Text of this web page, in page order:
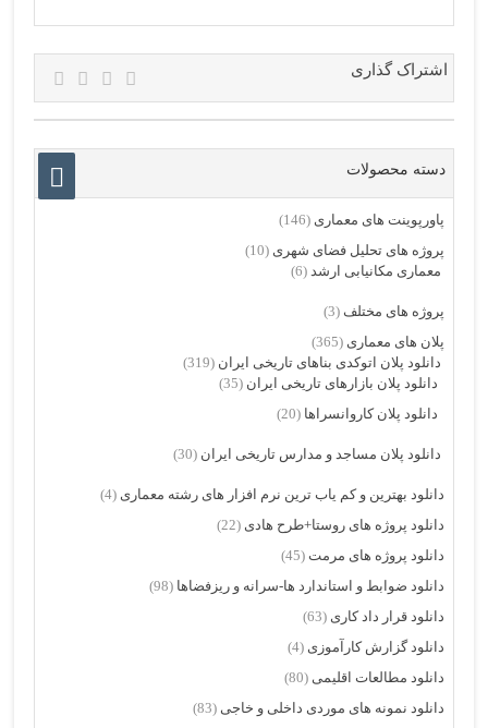
اشتراک گذاری
دسته محصولات
پاورپوینت های معماری (146)
پروژه های تحلیل فضای شهری (10)
معماری مکانیابی ارشد (6)
پروژه های مختلف (3)
پلان های معماری (365)
دانلود پلان اتوکدی بناهای تاریخی ایران (319)
دانلود پلان بازارهای تاریخی ایران (35)
دانلود پلان کاروانسراها (20)
دانلود پلان مساجد و مدارس تاریخی ایران (30)
دانلود بهترین و کم یاب ترین نرم افزار های رشته معماری (4)
دانلود پروژه های روستا+طرح هادی (22)
دانلود پروژه های مرمت (45)
دانلود ضوابط و استاندارد ها-سرانه و ریزفضاها (98)
دانلود قرار داد کاری (63)
دانلود گزارش کارآموزی (4)
دانلود مطالعات اقلیمی (80)
دانلود نمونه های موردی داخلی و خاجی (83)